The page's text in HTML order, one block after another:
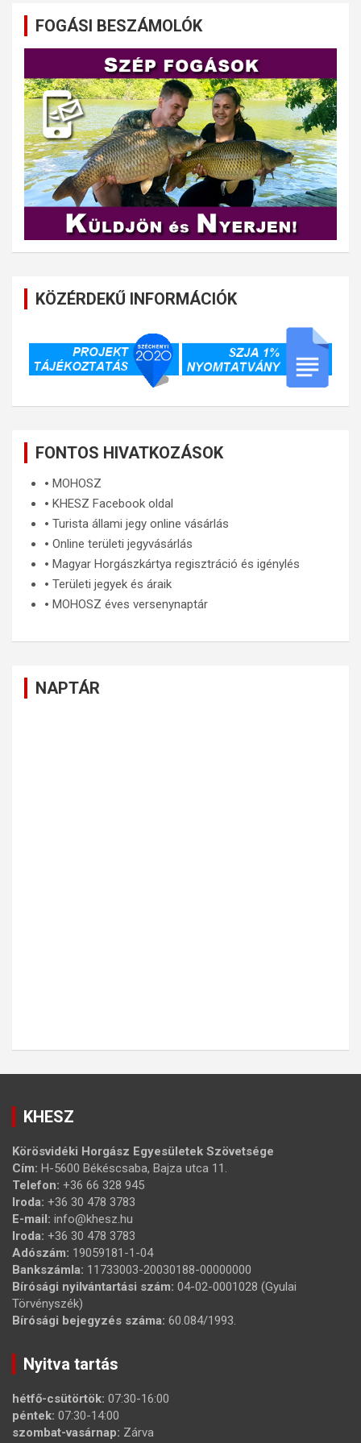
FOGÁSI BESZÁMOLÓK
KÖZÉRDEKŰ INFORMÁCIÓK
FONTOS HIVATKOZÁSOK
🞄 MOHOSZ
🞄 KHESZ Facebook oldal
🞄 Turista állami jegy online vásárlás
🞄 Online területi jegyvásárlás
🞄 Magyar Horgászkártya regisztráció és igénylés
🞄 Területi jegyek és áraik
🞄 MOHOSZ éves versenynaptár
NAPTÁR
KHESZ
Körösvidéki Horgász Egyesületek Szövetsége
Cím: H-5600 Békéscsaba, Bajza utca 11.
Telefon: +36 66 328 945
Iroda: +36 30 478 3783
E-mail: info@khesz.hu
Iroda: +36 30 478 3783
Adószám: 19059181-1-04
Bankszámla: 11733003-20030188-00000000
Bírósági nyilvántartási szám: 04-02-0001028 (Gyulai
Törvényszék)
Bírósági bejegyzés száma: 60.084/1993.
Nyitva tartás
hétfő-csütörtök: 07:30-16:00
péntek: 07:30-14:00
szombat-vasárnap: Zárva